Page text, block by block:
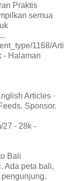
Praktis
semua
1168/Arti
- Halaman
Articles ·
Sponsor.
27 - 28k -
Bali
Ada peta bali,